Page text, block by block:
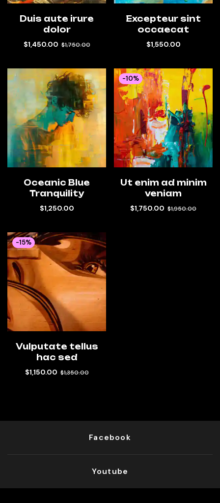
Duis aute irure
dolor
$1,450.00 $1,750.00
Excepteur sint
occaecat
$1,550.00
Oceanic Blue
Tranquility
$1,250.00
-10%
Ut enim ad minim
veniam
$1,750.00 $1,950.00
-15%
Vulputate tellus
hac sed
$1,150.00 $1,350.00
Facebook
Youtube